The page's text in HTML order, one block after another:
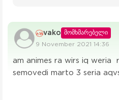
vako მომხმარებელი
9 November 2021 14:36
am animes ra wirs iq weria
semovedi marto 3 seria